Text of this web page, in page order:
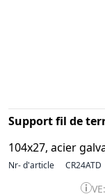
Support fil de
104x27, acier
Nr- d'article CR24ATD